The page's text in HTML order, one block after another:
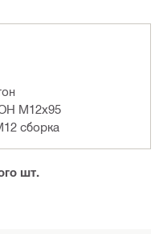
M12x95
сборка
шт.